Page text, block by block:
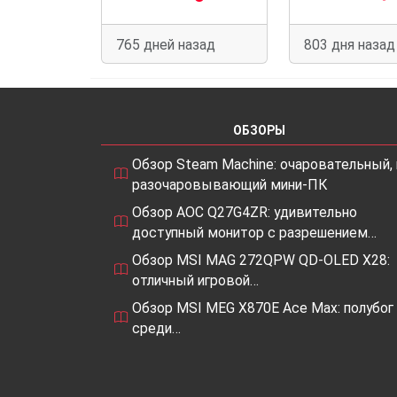
765 дней назад 803 дня назад
ОБЗОРЫ
Обзор Steam Machine: очаровательный,
разочаровывающий мини-ПК
Обзор AOC Q27G4ZR: удивительно
доступный монитор с разрешением…
Обзор MSI MAG 272QPW QD-OLED X28:
отличный игровой…
Обзор MSI MEG X870E Ace Max: полубог
среди…